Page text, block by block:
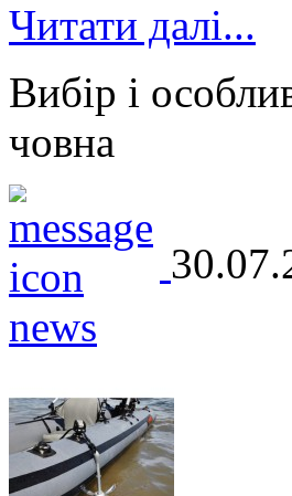
Читати далі...
Вибір і
човна